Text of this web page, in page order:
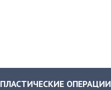
ПЛАСТИЧЕСКИЕ ОПЕРАЦИИ